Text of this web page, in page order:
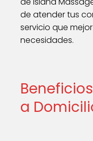
de atender tus
servicio que
necesidades.
a